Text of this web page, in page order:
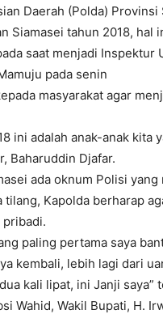
Daerah (Polda)
Siamasei tahun 2018, hal
saat menjadi Inspektur
pada senin
masyarakat agar
ini adalah anak-anak kita
Baharuddin Djafar.
ada oknum Polisi
Kapolda berharap
paling pertama saya
kembali, lebih lagi dari
kali lipat, ini Janji saya”
Wahid, Wakil Bupati, H.